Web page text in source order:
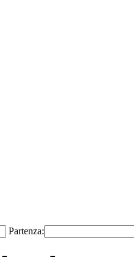
Partenza: